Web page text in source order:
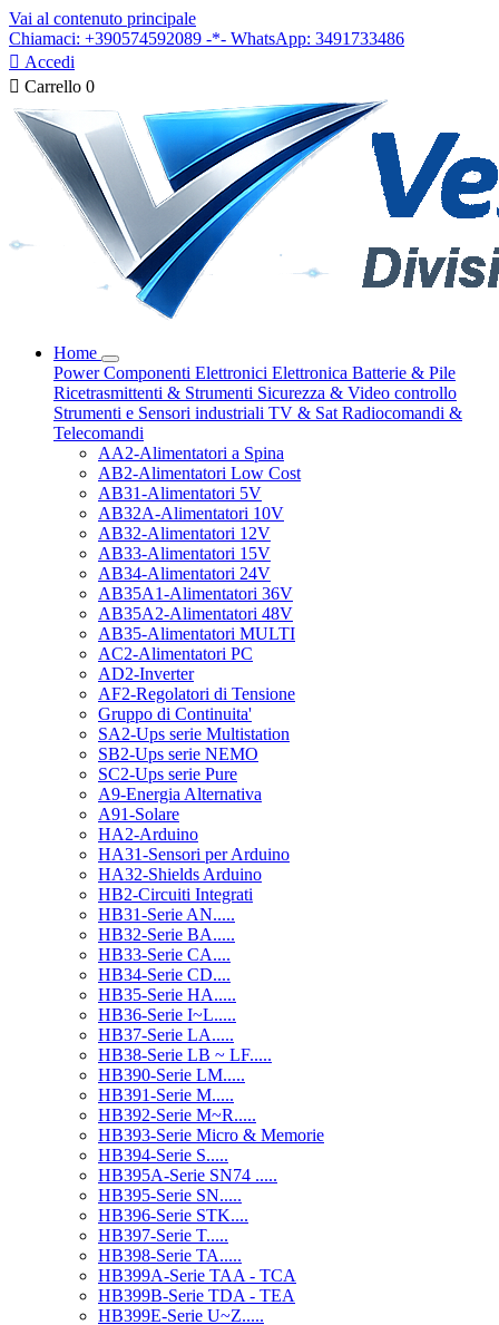
Vai al contenuto principale
Chiamaci: +390574592089 -*- WhatsApp: 3491733486
 Accedi
 Carrello 0
Home
PowerComponenti Elettronici Elettronica Batterie & Pile
Ricetrasmittenti & Strumenti Sicurezza & Video controllo
Strumenti e Sensori industriali TV & Sat Radiocomandi &
Telecomandi
AA2-Alimentatori a Spina
AB2-Alimentatori Low Cost
AB31-Alimentatori 5V
AB32A-Alimentatori 10V
AB32-Alimentatori 12V
AB33-Alimentatori 15V
AB34-Alimentatori 24V
AB35A1-Alimentatori 36V
AB35A2-Alimentatori 48V
AB35-Alimentatori MULTI
AC2-Alimentatori PC
AD2-Inverter
AF2-Regolatori di Tensione
Gruppo di Continuita'
SA2-Ups serie Multistation
SB2-Ups serie NEMO
SC2-Ups serie Pure
A9-Energia Alternativa
A91-Solare
HA2-Arduino
HA31-Sensori per Arduino
HA32-Shields Arduino
HB2-Circuiti Integrati
HB31-Serie AN.....
HB32-Serie BA.....
HB33-Serie CA....
HB34-Serie CD....
HB35-Serie HA.....
HB36-Serie I~L.....
HB37-Serie LA.....
HB38-Serie LB ~ LF.....
HB390-Serie LM.....
HB391-Serie M.....
HB392-Serie M~R.....
HB393-Serie Micro & Memorie
HB394-Serie S.....
HB395A-Serie SN74 .....
HB395-Serie SN.....
HB396-Serie STK....
HB397-Serie T.....
HB398-Serie TA.....
HB399A-Serie TAA - TCA
HB399B-Serie TDA - TEA
HB399E-Serie U~Z.....